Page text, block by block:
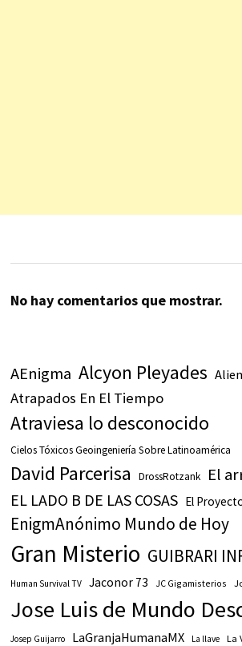
No hay comentarios que mostrar.
AEnigma Alcyon Pleyades
Atrapados En El Tiempo
Atraviesa lo desconocido
Cielos Tóxicos Geoingeniería Sobre Latinoamérica
David Parcerisa DrossRotzank El
EL LADO B DE LAS COSAS El
EnigmAnónimo Mundo de Hoy
Gran Misterio GUIBRARI
Human Survival TV Jaconor 73 JC Gigamisterios
Jose Luis de Mundo
Josep Guijarro LaGranjaHumanaMX La llave La